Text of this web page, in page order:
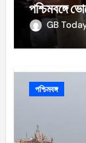
পশ্চিমবঙ্গে
GB
পশ্চিমবঙ্গ